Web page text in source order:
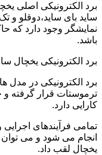
ساید بای ساید،دوقلو
نمایشگر وجود دارد که
باشد.
برد الکترونیکی
برد الکترونیکی در
ترموستات قرار گرفته و
کارایی دارد.
تمامی فرآیندهای
انجام می شود و می توان
یخچال لقب داد.